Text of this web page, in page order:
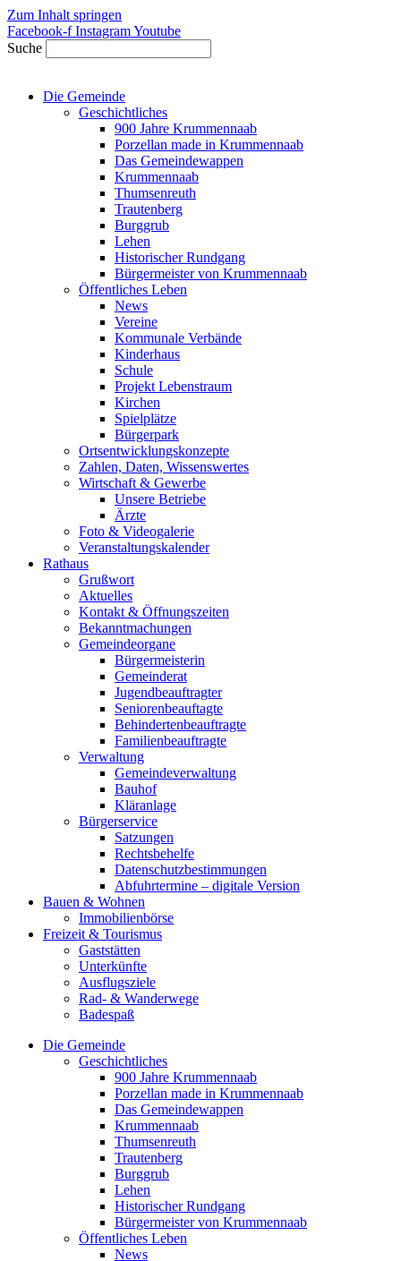
Zum Inhalt springen
Facebook-f InstagramYoutube
Suche
Die Gemeinde
Geschichtliches
900 Jahre Krummennaab
Porzellan made in Krummennaab
Das Gemeindewappen
Krummennaab
Thumsenreuth
Trautenberg
Burggrub
Lehen
Historischer Rundgang
Bürgermeister von Krummennaab
Öffentliches Leben
News
Vereine
Kommunale Verbände
Kinderhaus
Schule
Projekt Lebenstraum
Kirchen
Spielplätze
Bürgerpark
Ortsentwicklungskonzepte
Zahlen, Daten, Wissenswertes
Wirtschaft & Gewerbe
Unsere Betriebe
Ärzte
Foto & Videogalerie
Veranstaltungskalender
Rathaus
Grußwort
Aktuelles
Kontakt & Öffnungszeiten
Bekanntmachungen
Gemeindeorgane
Bürgermeisterin
Gemeinderat
Jugendbeauftragter
Seniorenbeauftagte
Behindertenbeauftragte
Familienbeauftragte
Verwaltung
Gemeindeverwaltung
Bauhof
Kläranlage
Bürgerservice
Satzungen
Rechtsbehelfe
Datenschutzbestimmungen
Abfuhrtermine – digitale Version
Bauen & Wohnen
Immobilienbörse
Freizeit & Tourismus
Gaststätten
Unterkünfte
Ausflugsziele
Rad- & Wanderwege
Badespaß
Die Gemeinde
Geschichtliches
900 Jahre Krummennaab
Porzellan made in Krummennaab
Das Gemeindewappen
Krummennaab
Thumsenreuth
Trautenberg
Burggrub
Lehen
Historischer Rundgang
Bürgermeister von Krummennaab
Öffentliches Leben
News